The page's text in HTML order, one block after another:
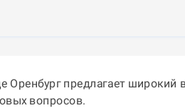
Оренбург предлагает
вопросов.